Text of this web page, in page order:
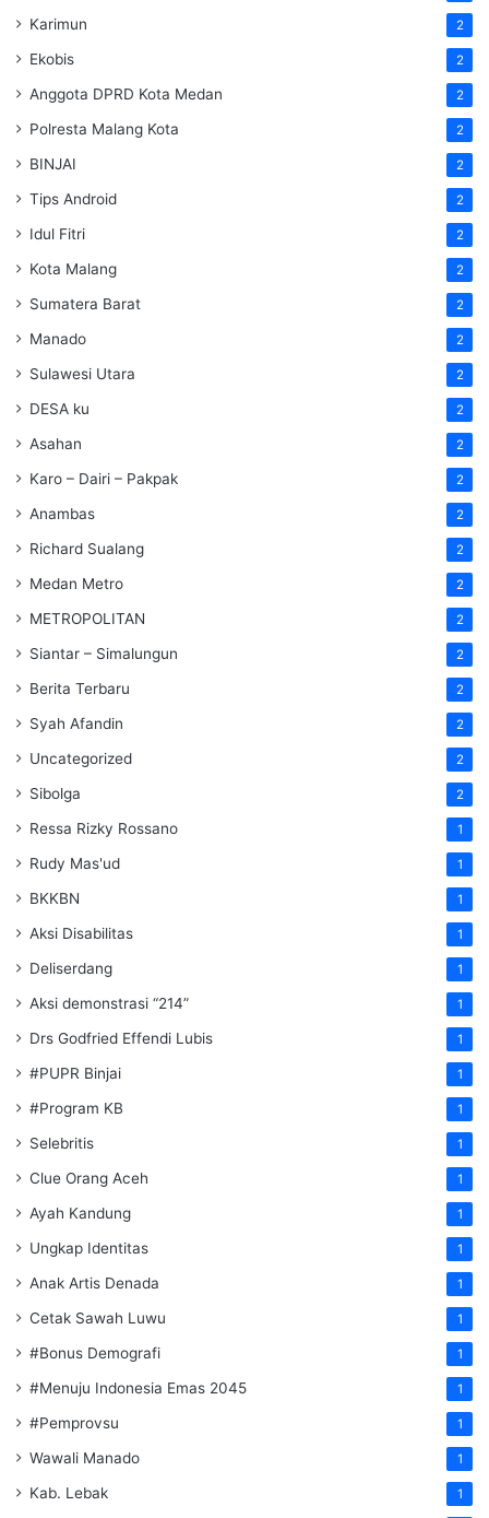
Karimun 2
Ekobis 2
Anggota DPRD Kota Medan 2
Polresta Malang Kota 2
BINJAI 2
Tips Android 2
Idul Fitri 2
Kota Malang 2
Sumatera Barat 2
Manado 2
Sulawesi Utara 2
DESA ku 2
Asahan 2
Karo – Dairi – Pakpak 2
Anambas 2
Richard Sualang 2
Medan Metro 2
METROPOLITAN 2
Siantar – Simalungun 2
Berita Terbaru 2
Syah Afandin 2
Uncategorized 2
Sibolga 2
Ressa Rizky Rossano 1
Rudy Mas'ud 1
BKKBN 1
Aksi Disabilitas 1
Deliserdang 1
Aksi demonstrasi “214” 1
Drs Godfried Effendi Lubis 1
#PUPR Binjai 1
#Program KB 1
Selebritis 1
Clue Orang Aceh 1
Ayah Kandung 1
Ungkap Identitas 1
Anak Artis Denada 1
Cetak Sawah Luwu 1
#Bonus Demografi 1
#Menuju Indonesia Emas 2045 1
#Pemprovsu 1
Wawali Manado 1
Kab. Lebak 1